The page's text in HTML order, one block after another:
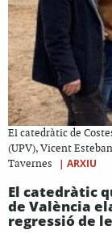
El catedràtic de
(UPV), Vicent
Tavernes
| ARXIU
El catedràtic
de València
regressió de